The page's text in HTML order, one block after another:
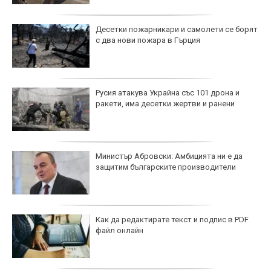
Десетки пожарникари и самолети се борят
с два нови пожара в Гърция
Русия атакува Украйна със 101 дрона и
ракети, има десетки жертви и ранени
Министър Абровски: Амбицията ни е да
защитим българските производители
Как да редактирате текст и подпис в PDF
файл онлайн